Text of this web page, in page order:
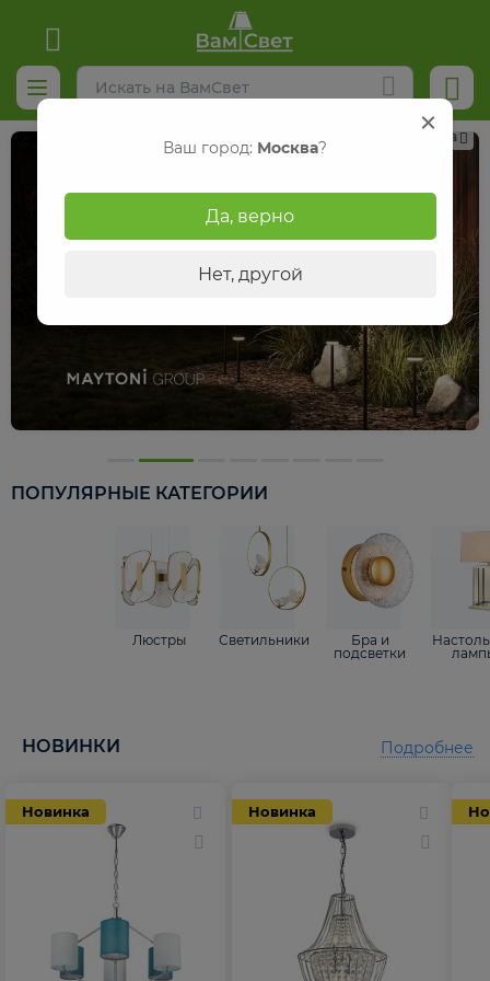
Реклама
ПОПУЛЯРНЫЕ КАТЕГОРИИ
Люстры Светильники
Бра и
подсветки
НОВИНКИ
Новинка Новинка
Подробнее
Ваш город: Москва?
Да, верно
Нет, другой